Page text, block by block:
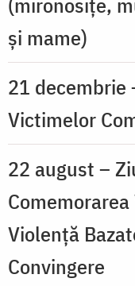
și mame)
21 decembrie
Victimelor
22 august –
Violență
Convingere